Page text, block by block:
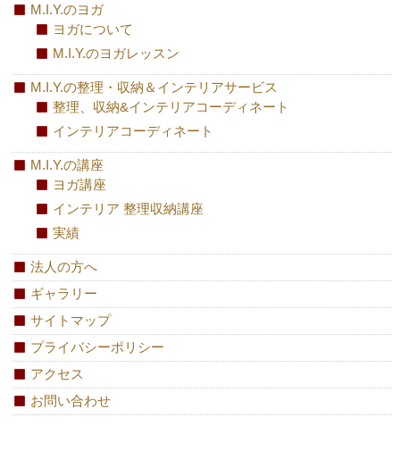
M.I.Y.のヨガ
ヨガについて
M.I.Y.のヨガレッスン
M.I.Y.の整理・収納＆インテリアサービス
整理、収納&インテリアコーディネート
インテリアコーディネート
M.I.Y.の講座
ヨガ講座
インテリア 整理収納講座
実績
法人の方へ
ギャラリー
サイトマップ
プライバシーポリシー
アクセス
お問い合わせ